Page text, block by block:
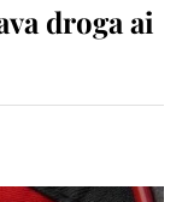
droga ai